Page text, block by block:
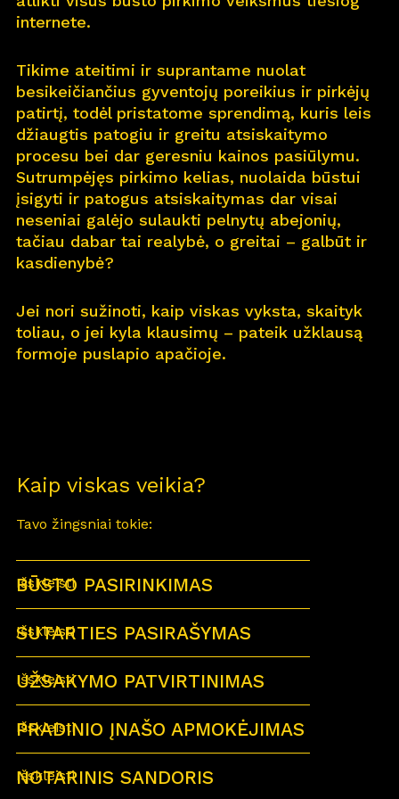
Apiemus
Karjera 11
Naujienos
Nauj ų namų kortelė
Kontaktai
internete.
Tikime ateitimi ir suprantame nuolat
besikeičiančius gyventojų poreikius ir pirkėjų
patirtį, todėl pristatome sprendimą, kuris leis
džiaugtis patogiu ir greitu atsiskaitymo
procesu bei dar geresniu kainos pasiūlymu.
Sutrumpėjęs pirkimo kelias, nuolaida būstui
įsigyti ir patogus atsiskaitymas dar visai
neseniai galėjo sulaukti pelnytų abejonių,
tačiau dabar tai realybė, o greitai – galbūt ir
kasdienybė?
Jei nori sužinoti, kaip viskas vyksta, skaityk
toliau, o jei kyla klausimų – pateik užklausą
formoje puslapio apačioje.
Kaip viskas veikia?
Tavo žingsniai tokie:
Išskleisti
BŪSTO PASIRINKIMAS
Išskleisti
SUTARTIES PASIRAŠYMAS
Išskleisti
UŽSAKYMO PATVIRTINIMAS
Išskleisti
PRADINIO ĮNAŠO APMOKĖJIMAS
Išskleisti
NOTARINIS SANDORIS